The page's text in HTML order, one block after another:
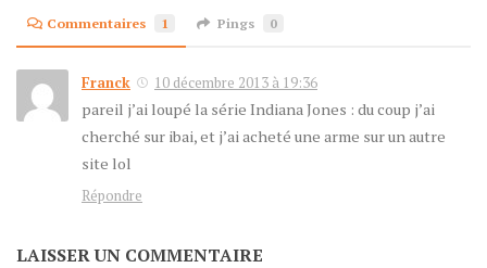
Commentaires 1 Pings 0
Franck 10 décembre 2013 à 19:36
pareil j’ai loupé la série Indiana Jones : du coup j’ai
cherché sur ibai, et j’ai acheté une arme sur un autre
site lol
Répondre
LAISSER UN COMMENTAIRE